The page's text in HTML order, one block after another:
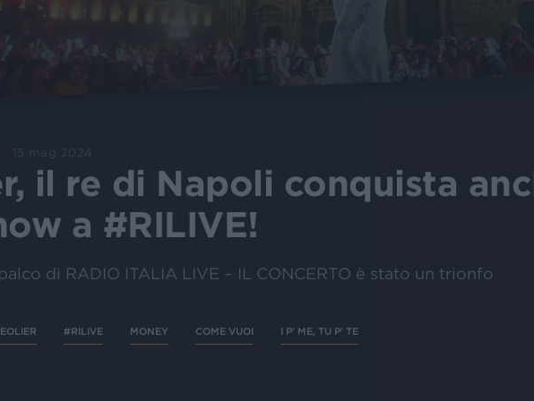
15 mag 2024
il re di Napoli conquista
a #RILIVE!
di RADIO ITALIA LIVE – IL CONCERTO è stato un trionfo
#RILIVE MONEY COME VUOI I P' ME, TU P' TE